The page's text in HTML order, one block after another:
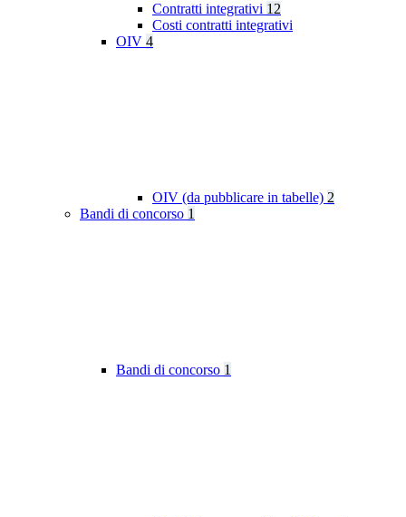
Contratti integrativi 12
Costi contratti integrativi
OIV 4
OIV (da pubblicare in tabelle) 2
Bandi di concorso 1
Bandi di concorso 1